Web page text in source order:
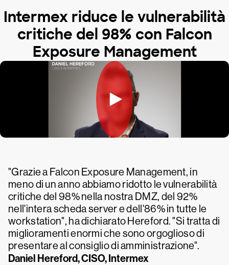
Intermex riduce le vulnerabilità
critiche del 98% con Falcon
Exposure Management
"Grazie a Falcon Exposure Management, in
meno di un anno abbiamo ridotto le vulnerabilità
critiche del 98% nella nostra DMZ, del 92%
nell'intera scheda server e dell'86% in tutte le
workstation", ha dichiarato Hereford. "Si tratta di
miglioramenti enormi che sono orgoglioso di
presentare al consiglio di amministrazione".
Daniel Hereford, CISO, Intermex